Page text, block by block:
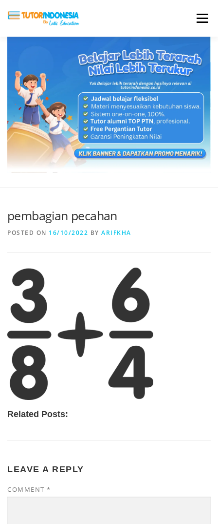
Menu
ABOUT US JADI PENGAJAR
BIAYA LES TESTIMONI PROFIL ALUMNI
BLOG DAFTAR SEKOLAH
pembagian pecahan
POSTED ON 16/10/2022 BY ARIFKHA
Related Posts:
LEAVE A REPLY
COMMENT *